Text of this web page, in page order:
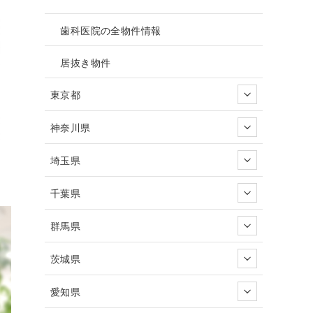
歯科医院の全物件情報
居抜き物件
東京都
神奈川県
埼玉県
千葉県
群馬県
茨城県
愛知県